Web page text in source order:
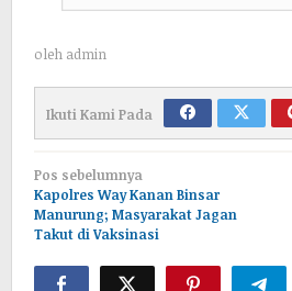
oleh admin
Ikuti Kami Pada
Navigasi
pos
Pos sebelumnya
Kapolres Way Kanan Binsar
Manurung; Masyarakat Jagan
Takut di Vaksinasi